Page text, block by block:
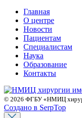
Главная
О центре
Новости
Пациентам
Специалистам
Наука
Образование
Контакты
© 2026 ФГБУ «НМИЦ
Создано в SerpTop